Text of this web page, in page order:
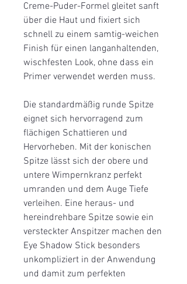
Creme-Puder-Formel gleitet sanft
über die Haut und fixiert sich
schnell zu einem samtig-weichen
Finish für einen langanhaltenden,
wischfesten Look, ohne dass ein
Primer verwendet werden muss.
Die standardmäßig runde Spitze
eignet sich hervorragend zum
flächigen Schattieren und
Hervorheben. Mit der konischen
Spitze lässt sich der obere und
untere Wimpernkranz perfekt
umranden und dem Auge Tiefe
verleihen. Eine heraus- und
hereindrehbare Spitze sowie ein
versteckter Anspitzer machen den
Eye Shadow Stick besonders
unkompliziert in der Anwendung
und damit zum perfekten